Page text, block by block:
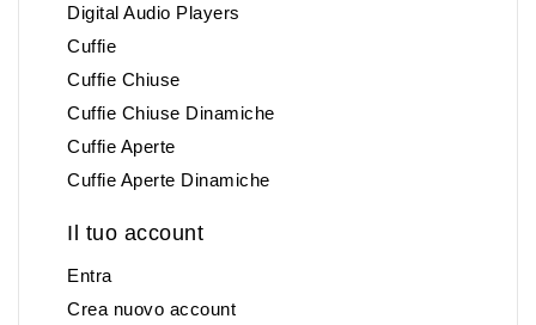
Digital Audio Players
Cuffie
Cuffie Chiuse
Cuffie Chiuse Dinamiche
Cuffie Aperte
Cuffie Aperte Dinamiche
Il tuo account
Entra
Crea nuovo account